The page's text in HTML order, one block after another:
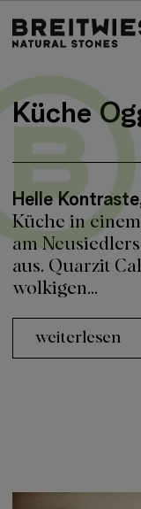
Springe zu:
Küche
Helle
Küche in
am
aus. Quarzit
wolkigen...
weiterlesen